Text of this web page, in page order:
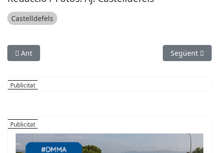
Castelldefels
Article anterior: Denuncien una pujada del 3% del preu de
Ant Article
Següent